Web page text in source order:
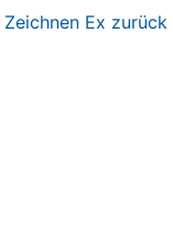
Zeichnen Ex zurück